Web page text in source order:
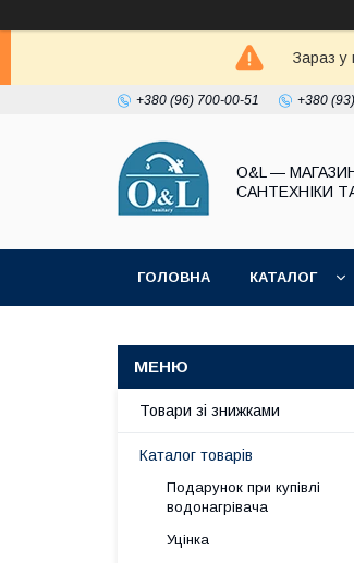
Зараз у
+380 (96) 700-00-51 +380
O&L —
САНТЕХНІКИ
ГОЛОВНА КАТАЛОГ
Товари зі знижками
Каталог товарів
Подарунок при купівлі
водонагрівача
Уцінка